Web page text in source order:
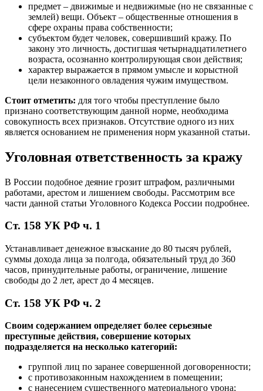
предмет – движимые и недвижимые (но не связанные с
землей) вещи. Объект – общественные отношения в
сфере охраны права собственности;
субъектом будет человек, совершивший кражу. По
закону это личность, достигшая четырнадцатилетнего
возраста, осознанно контролирующая свои действия;
характер выражается в прямом умысле и корыстной
цели незаконного овладения чужим имуществом.
Стоит отметить: для того чтобы преступление было
признано соответствующим данной норме, необходима
совокупность всех признаков. Отсутствие одного из них
является основанием не применения норм указанной статьи.
Уголовная ответственность за кражу
В России подобное деяние грозит штрафом, различными
работами, арестом и лишением свободы. Рассмотрим все
части данной статьи Уголовного Кодекса России подробнее.
Ст. 158 УК РФ ч. 1
Устанавливает денежное взыскание до 80 тысяч рублей,
суммы дохода лица за полгода, обязательный труд до 360
часов, принудительные работы, ограничение, лишение
свободы до 2 лет, арест до 4 месяцев.
Ст. 158 УК РФ ч. 2
Своим содержанием определяет более серьезные
преступные действия, совершение которых
подразделяется на несколько категорий:
группой лиц по заранее совершенной договоренности;
с противозаконным нахождением в помещении;
с нанесением существенного материального урона;